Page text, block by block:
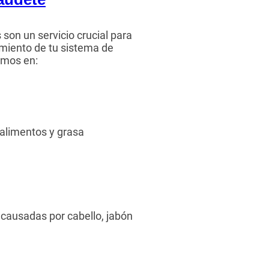
un servicio crucial para
de tu sistema de
en:
y grasa
por cabello, jabón